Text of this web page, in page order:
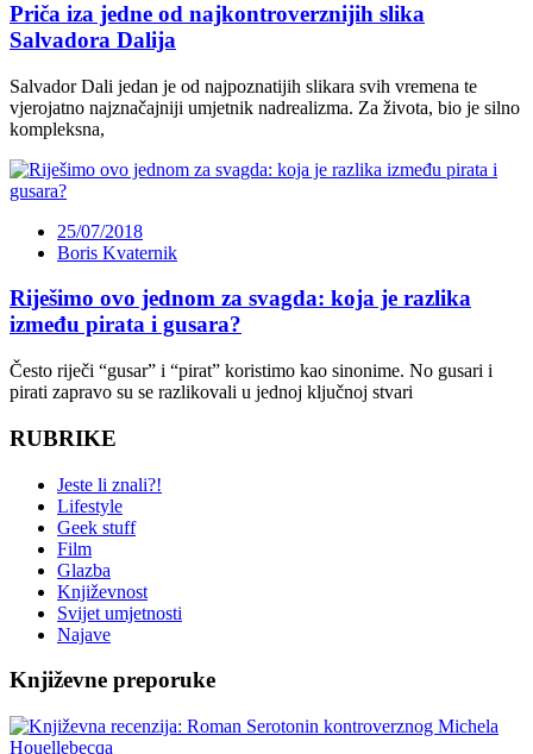
Priča iza jedne od najkontroverznijih slika
Salvadora Dalija
Salvador Dali jedan je od najpoznatijih slikara svih vremena te
vjerojatno najznačajniji umjetnik nadrealizma. Za života, bio je silno
kompleksna,
25/07/2018
Boris Kvaternik
Riješimo ovo jednom za svagda: koja je razlika
između pirata i gusara?
Često riječi “gusar” i “pirat” koristimo kao sinonime. No gusari i
pirati zapravo su se razlikovali u jednoj ključnoj stvari
RUBRIKE
Jeste li znali?!
Lifestyle
Geek stuff
Film
Glazba
Književnost
Svijet umjetnosti
Najave
Književne preporuke